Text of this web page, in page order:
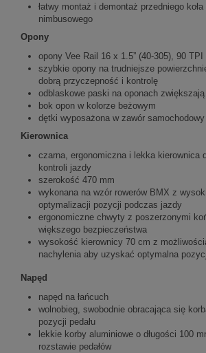
łatwy montaż i demontaż przedniego
nimbusowego
Opony
opony Vee Rail 16 x 1.5” (40-305), 90 TPI
szybkie opony na trudniejsze
dobrą przyczepność i kontrolę
odblaskowe paski na oponach
bok opon w kolorze beżowym
dętki wyposażona w zawór samochodowy
Kierownica
czarna, ergonomiczna i lekka kierownica
kontroli jazdy
szerokość 470 mm
wykonana na wzór rowerów BMX z
optymalizacji pozycji podczas jazdy
ergonomiczne chwyty z poszerzonymi
większego bezpieczeństwa
wysokość kierownicy 70 cm z
nachylenia aby uzyskać optymalna
Napęd
napęd na łańcuch
wolnobieg, swobodnie obracająca się
pozycji pedału
lekkie korby aluminiowe o długości 100
rozstawie pedałów